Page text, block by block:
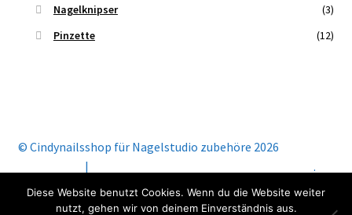
Nagelknipser
(3)
Pinzette
(12)
© Cindynailsshop für Nagelstudio zubehöre 2026
.
Diese Website benutzt Cookies. Wenn du die Website weiter
nutzt, gehen wir von deinem Einverständnis aus.